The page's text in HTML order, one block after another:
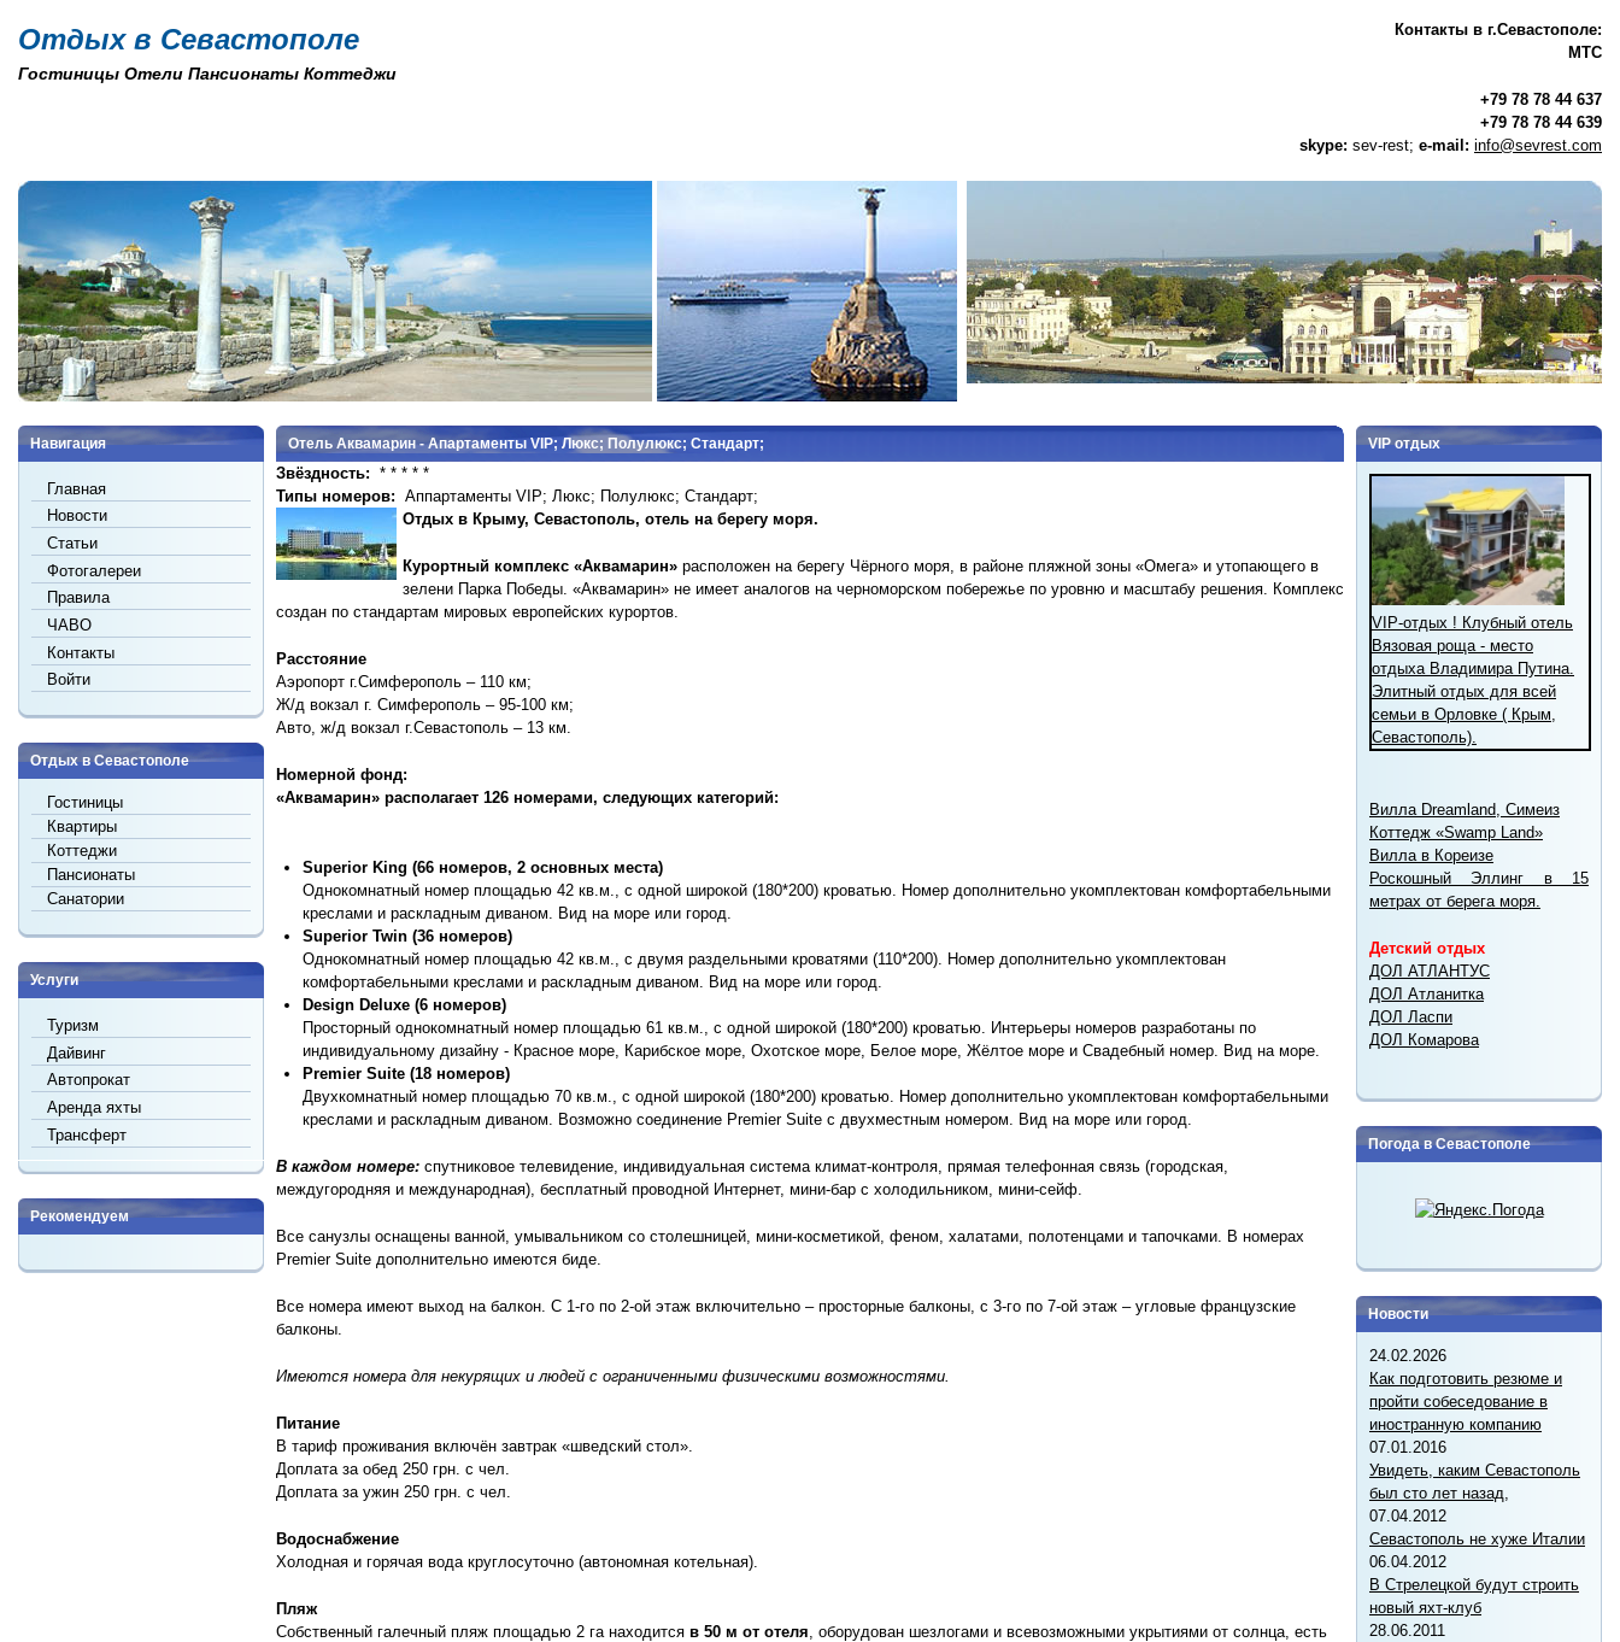
Отдых в Севастополе
Гостиницы Отели Пансионаты Коттеджи
Контакты в г.Севастополе:
МТС
+79 78 78 44 637
+79 78 78 44 639
skype: sev-rest; e-mail: info@sevrest.com
Отель Аквамарин - Апартаменты VIP; Люкс; Полулюкс; Стандарт;
Звёздность: * * * * *
Типы номеров: Аппартаменты VIP; Люкс; Полулюкс; Стандарт;
Отдых в Крыму, Севастополь, отель на берегу моря.
Курортный комплекс «Аквамарин» расположен на берегу Чёрного моря, в районе пляжной зоны «Омега» и утопающего в
зелени Парка Победы. «Аквамарин» не имеет аналогов на черноморском побережье по уровню и масштабу решения. Комплекс
создан по стандартам мировых европейских курортов.
Расстояние
Аэропорт г.Симферополь – 110 км;
Ж/д вокзал г. Симферополь – 95-100 км;
Авто, ж/д вокзал г.Севастополь – 13 км.
Номерной фонд:
«Аквамарин» располагает 126 номерами, следующих категорий:
Superior King (66 номеров, 2 основных места)
Однокомнатный номер площадью 42 кв.м., с одной широкой (180*200) кроватью. Номер дополнительно укомплектован комфортабельными
креслами и раскладным диваном. Вид на море или город.
Superior Twin (36 номеров)
Однокомнатный номер площадью 42 кв.м., с двумя раздельными кроватями (110*200). Номер дополнительно укомплектован
комфортабельными креслами и раскладным диваном. Вид на море или город.
Design Deluxe (6 номеров)
Просторный однокомнатный номер площадью 61 кв.м., с одной широкой (180*200) кроватью. Интерьеры номеров разработаны по
индивидуальному дизайну - Красное море, Карибское море, Охотское море, Белое море, Жёлтое море и Свадебный номер. Вид на море.
Premier Suite (18 номеров)
Двухкомнатный номер площадью 70 кв.м., с одной широкой (180*200) кроватью. Номер дополнительно укомплектован комфортабельными
креслами и раскладным диваном. Возможно соединение Premier Suite с двухместным номером. Вид на море или город.
В каждом номере: спутниковое телевидение, индивидуальная система климат-контроля, прямая телефонная связь (городская,
междугородняя и международная), бесплатный проводной Интернет, мини-бар с холодильником, мини-сейф.
Все санузлы оснащены ванной, умывальником со столешницей, мини-косметикой, феном, халатами, полотенцами и тапочками. В номерах
Premier Suite дополнительно имеются биде.
Все номера имеют выход на балкон. С 1-го по 2-ой этаж включительно – просторные балконы, с 3-го по 7-ой этаж – угловые французские
балконы.
Имеются номера для некурящих и людей с ограниченными физическими возможностями.
Питание
В тариф проживания включён завтрак «шведский стол».
Доплата за обед 250 грн. с чел.
Доплата за ужин 250 грн. с чел.
Водоснабжение
Холодная и горячая вода круглосуточно (автономная котельная).
Пляж
Cобственный галечный пляж площадью 2 га находится в 50 м от отеля, оборудован шезлогами и всевозможными укрытиями от солнца, есть
Навигация
Главная
Новости
Статьи
Фотогалереи
Правила
ЧАВО
Контакты
Войти
Отдых в Севастополе
Гостиницы
Квартиры
Коттеджи
Пансионаты
Санатории
Услуги
Туризм
Дайвинг
Автопрокат
Аренда яхты
Трансферт
Рекомендуем
VIP отдых
VIP-отдых ! Клубный отель
Вязовая роща - место
отдыха Владимира Путина.
Элитный отдых для всей
семьи в Орловке ( Крым,
Севастополь).
Вилла Dreamland, Симеиз
Коттедж «Swamp Land»
Вилла в Кореизе
Роскошный Эллинг в 15
метрах от берега моря.
Детский отдых
ДОЛ АТЛАНТУС
ДОЛ Атланитка
ДОЛ Ласпи
ДОЛ Комарова
Погода в Севастополе
Новости
24.02.2026
Как подготовить резюме и
пройти собеседование в
иностранную компанию
07.01.2016
Увидеть, каким Севастополь
был сто лет назад,
07.04.2012
Севастополь не хуже Италии
06.04.2012
В Стрелецкой будут строить
новый яхт-клуб
28.06.2011